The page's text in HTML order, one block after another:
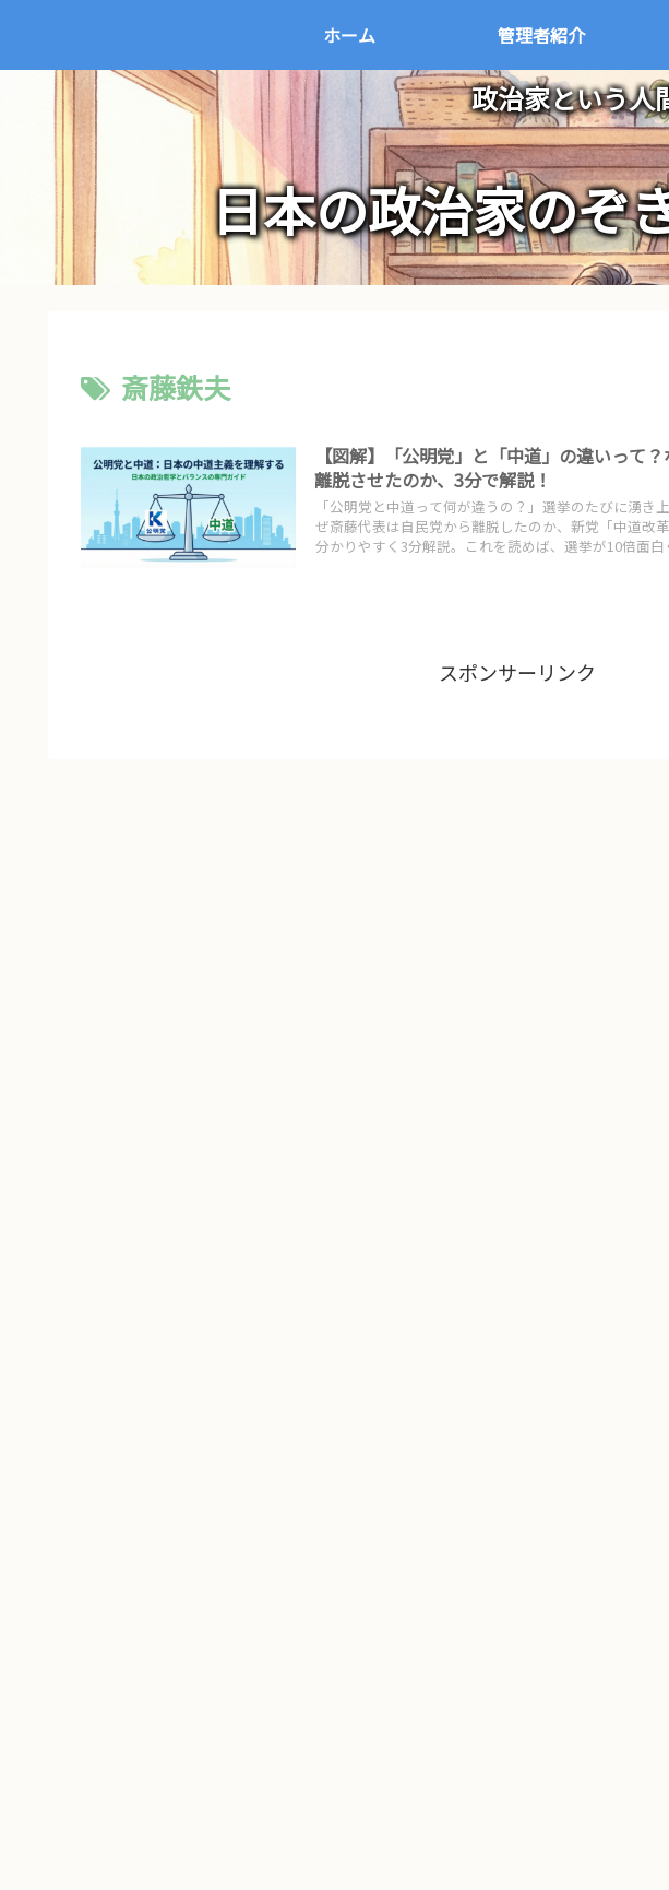
政治家という人
日本の政治家のぞ
ホーム 管理者紹介
斎藤鉄夫
【図解】「公明党」と「中道」の違いって
離脱させたのか、3分で解説！
「公明党と中道って何が違うの？」選挙のたびに湧
ぜ斎藤代表は自民党から離脱したのか、新党「中道改
分かりやすく3分解説。これを読めば、選挙が10倍面白
スポンサーリンク